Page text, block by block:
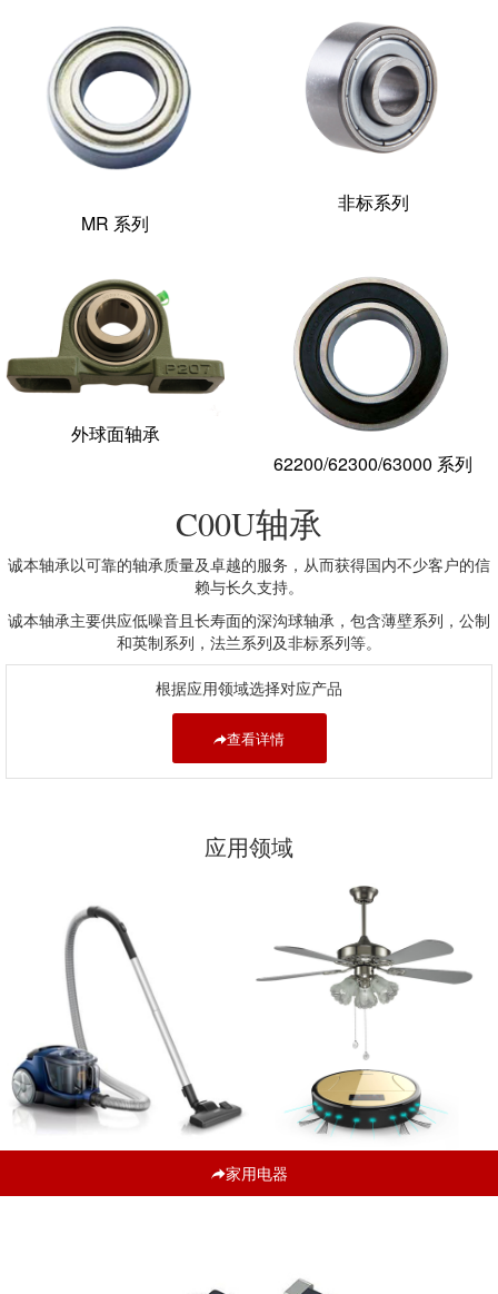
MR 系列
非标系列
外球面轴承
62200/62300/63000 系列
C00U轴承
诚本轴承以可靠的轴承质量及卓越的服务，从而获得国内不少客户的信
赖与长久支持。
诚本轴承主要供应低噪音且长寿面的深沟球轴承，包含薄壁系列，公制
和英制系列，法兰系列及非标系列等。
根据应用领域选择对应产品
查看详情
应用领域
家用电器